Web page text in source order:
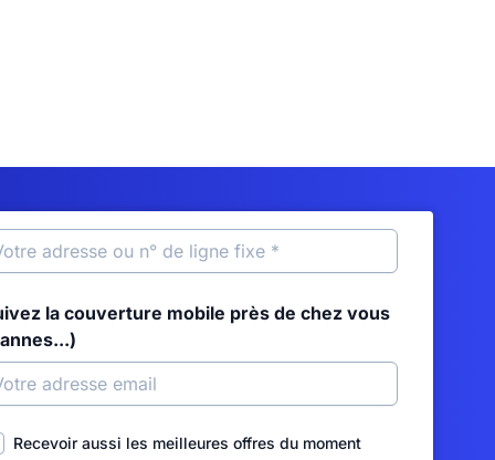
la couverture mobile près de chez vous
Recevoir aussi les meilleures offres du moment